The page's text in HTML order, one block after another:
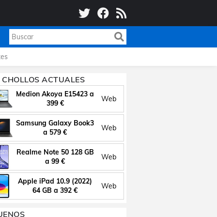
CHOLLOS ACTUALES
Medion Akoya E15423 a
399 €
Web
Samsung Galaxy Book3
a 579 €
Web
Realme Note 50 128 GB
a 99 €
Web
Apple iPad 10.9 (2022)
64 GB a 392 €
Web